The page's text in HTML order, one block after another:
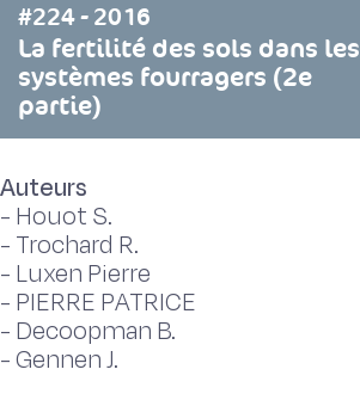
#224 - 2016
La fertilité des sols dans les
systèmes fourragers (2e
partie)
Auteurs
- Houot S.
- Trochard R.
- Luxen Pierre
- PIERRE PATRICE
- Decoopman B.
-Gennen J.